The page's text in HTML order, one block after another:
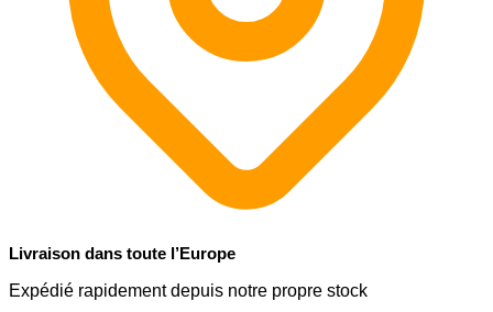
Livraison dans toute l’Europe
Expédié rapidement depuis notre propre stock